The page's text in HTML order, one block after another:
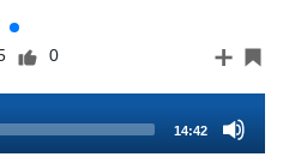
0
14:42